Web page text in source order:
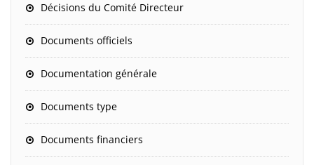
Décisions du Comité Directeur
Documents officiels
Documentation générale
Documents type
Documents financiers